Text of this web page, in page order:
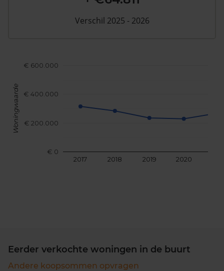
2017 2018 2019 2020
€ 0
€ 200.000
€ 400.000
€ 600.000
Woningwaarde
Verschil 2025 - 2026
Eerder verkochte woningen in de buurt
Andere koopsommen opvragen